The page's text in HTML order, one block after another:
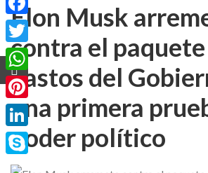
Elon Musk
contra el
gastos del
una primera
poder político
Facebook
Twitter
WhatsApp
Pinterest
LinkedIn
Skype